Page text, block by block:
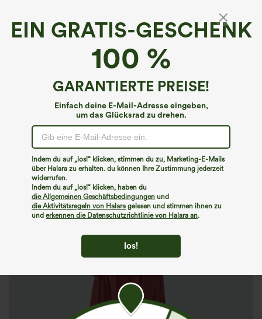
EIN GRATIS-GESCHENK
100 %
GARANTIERTE PREISE!
Einfach deine E-Mail-Adresse eingeben,
um das Glücksrad zu drehen.
Indem du auf „los!“ klicken, stimmen du zu, Marketing-E-Mails
über Halara zu erhalten. du können Ihre Zustimmung jederzeit
widerrufen.
Indem du auf „los!“ klicken, haben du
die Allgemeinen Geschäftsbedingungen und
die Aktivitätsregeln von Halara gelesen und stimmen ihnen zu
und erkennen die Datenschutzrichtlinie von Halara an.
los!
Herzausschnitt Langarm Taschen
Schwingendes Maxikleid
€44,95 EUR Buy 3 Get 4th Free